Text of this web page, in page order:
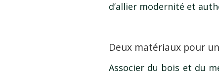
d’allier modernité et
Deux matériaux pour
Associer du bois et du